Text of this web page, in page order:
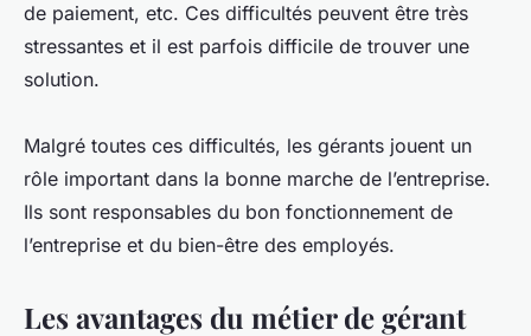
de paiement, etc. Ces difficultés peuvent être très
stressantes et il est parfois difficile de trouver une
solution.
Malgré toutes ces difficultés, les gérants jouent un
rôle important dans la bonne marche de l’entreprise.
Ils sont responsables du bon fonctionnement de
l’entreprise et du bien-être des employés.
Les avantages du métier de gérant